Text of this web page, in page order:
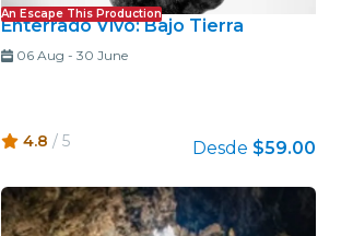
An Escape This Production
Enterrado Vivo: Bajo Tierra
06 Aug - 30 June
4.8 / 5 Desde $59.00